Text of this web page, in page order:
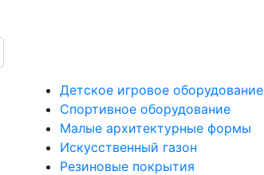
Детское игровое оборудование
Спортивное оборудование
Малые архитектурные формы
Искусственный газон
Резиновые покрытия